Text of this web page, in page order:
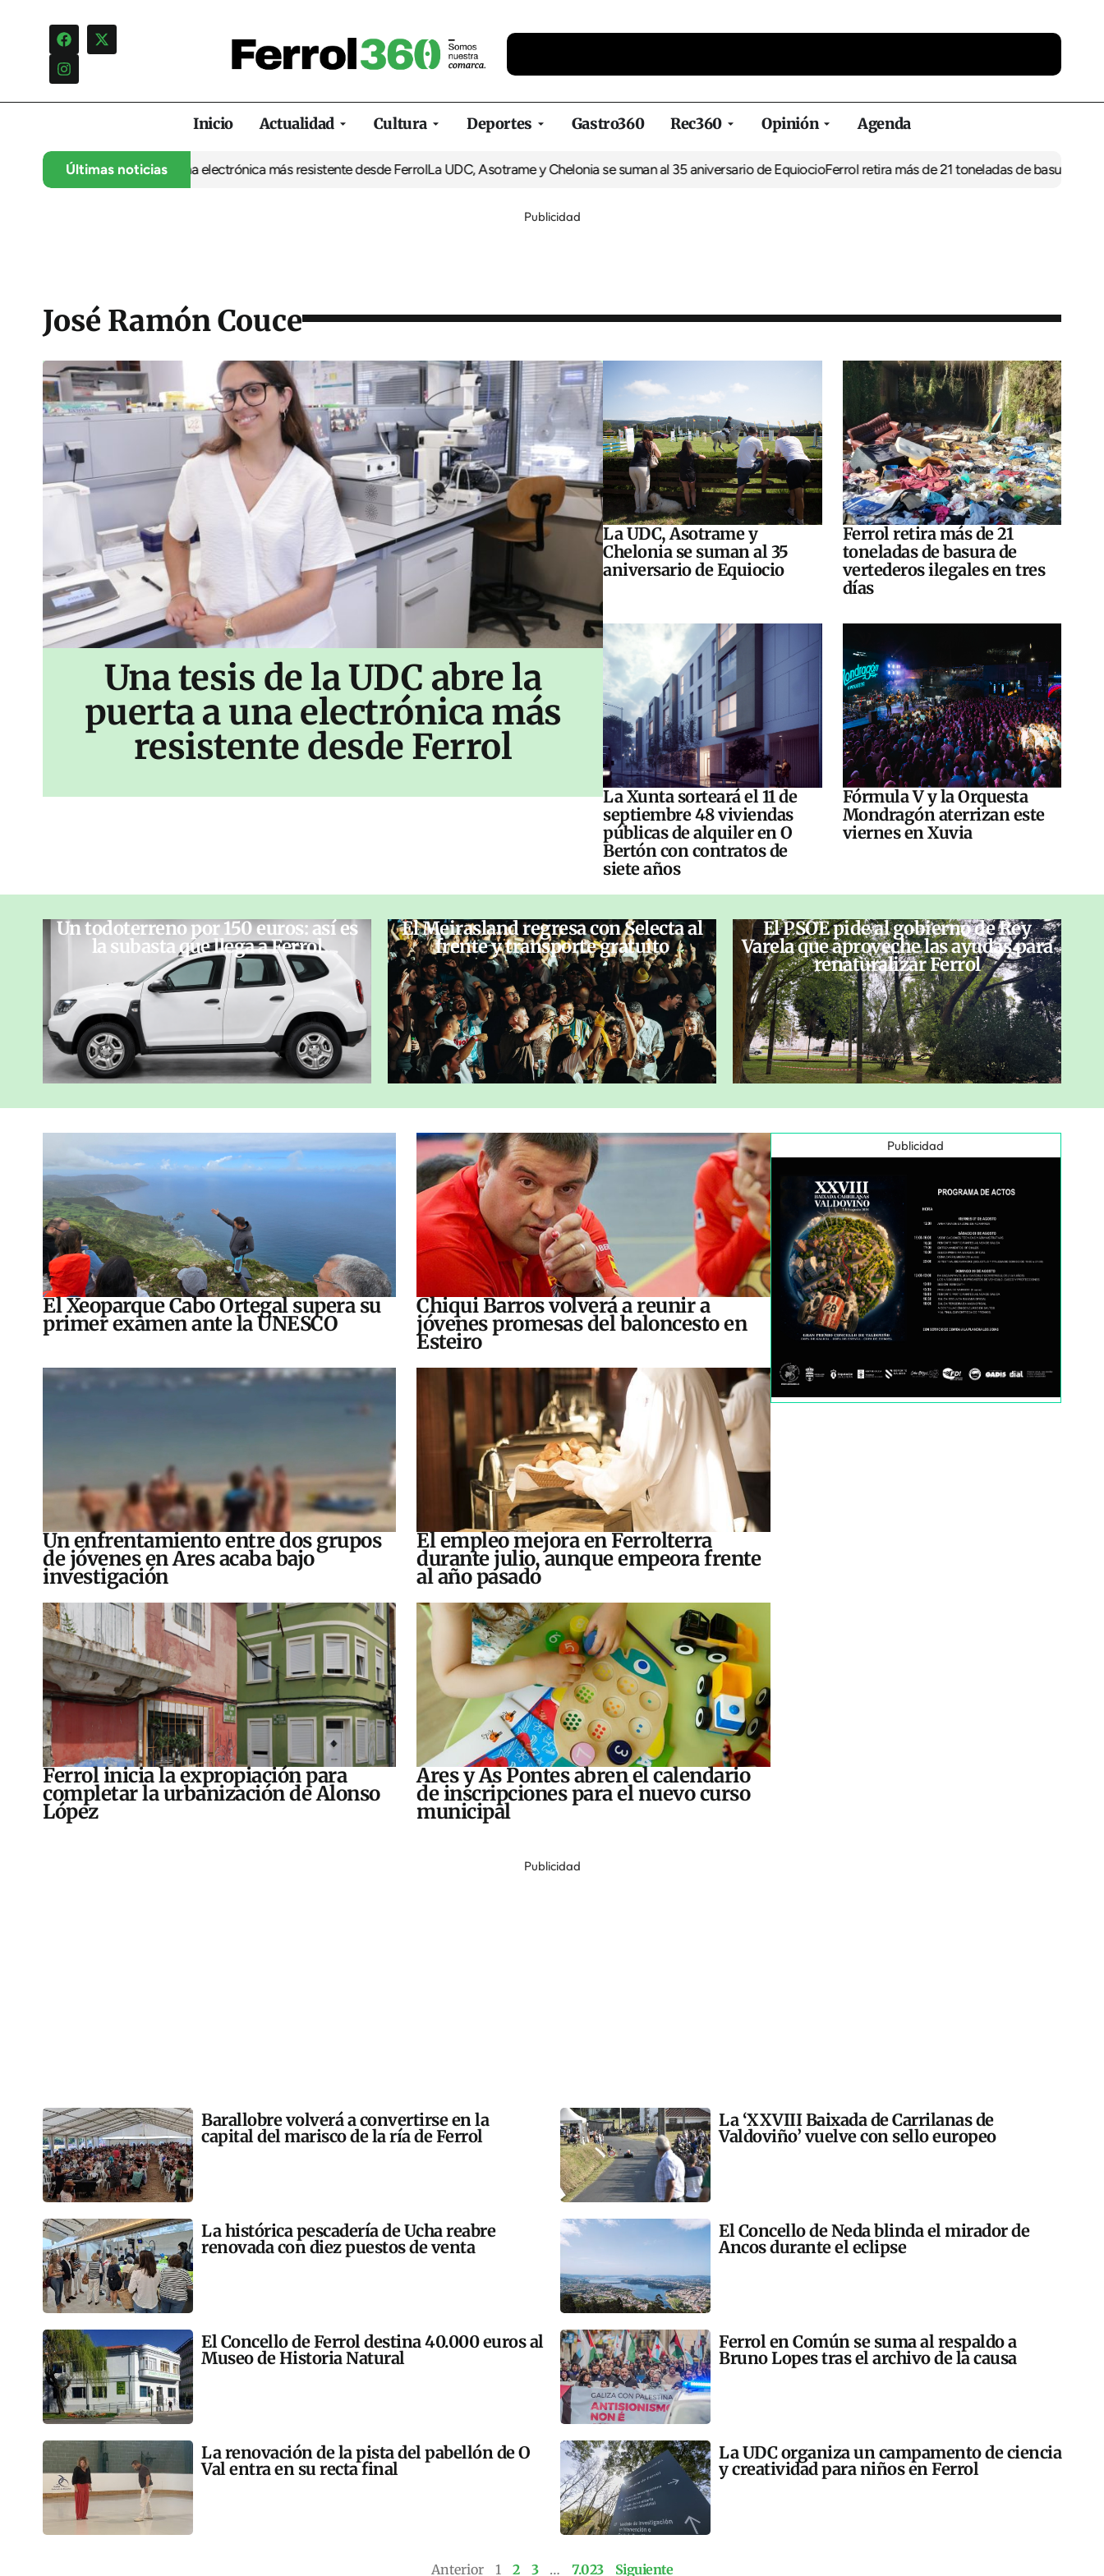
Inicio Actualidad Cultura Deportes Gastro360 Rec360 Opinión Agenda
Últimas noticias
abre la puerta a una electrónica más resistente desde FerrolLa UDC, Asotrame y Chelonia se suman al 35 aniversario de EquiocioFerrol retira más de 21 toneladas de basura de
Publicidad
José Ramón Couce
Una tesis de la UDC abre la
puerta a una electrónica más
resistente desde Ferrol
La UDC, Asotrame y
Chelonia se suman al 35
aniversario de Equiocio
Ferrol retira más de 21
toneladas de basura de
vertederos ilegales en tres
días
La Xunta sorteará el 11 de
septiembre 48 viviendas
públicas de alquiler en O
Bertón con contratos de
siete años
Fórmula V y la Orquesta
Mondragón aterrizan este
viernes en Xuvia
Un todoterreno por 150 euros: así es
la subasta que llega a Ferrol
El Meirasland regresa con Selecta al
frente y transporte gratuito
El PSOE pide al gobierno de Rey
Varela que aproveche las ayudas para
renaturalizar Ferrol
El Xeoparque Cabo Ortegal supera su
primer examen ante la UNESCO
Chiqui Barros volverá a reunir a
jóvenes promesas del baloncesto en
Esteiro
Un enfrentamiento entre dos grupos
de jóvenes en Ares acaba bajo
investigación
El empleo mejora en Ferrolterra
durante julio, aunque empeora frente
al año pasado
Ferrol inicia la expropiación para
completar la urbanización de Alonso
López
Ares y As Pontes abren el calendario
de inscripciones para el nuevo curso
municipal
Publicidad
Publicidad
Barallobre volverá a convertirse en la
capital del marisco de la ría de Ferrol
La ‘XXVIII Baixada de Carrilanas de
Valdoviño’ vuelve con sello europeo
La histórica pescadería de Ucha reabre
renovada con diez puestos de venta
El Concello de Neda blinda el mirador de
Ancos durante el eclipse
El Concello de Ferrol destina 40.000 euros al
Museo de Historia Natural
Ferrol en Común se suma al respaldo a
Bruno Lopes tras el archivo de la causa
La renovación de la pista del pabellón de O
Val entra en su recta final
La UDC organiza un campamento de ciencia
y creatividad para niños en Ferrol
Anterior 1 2 3 … 7.023 Siguiente